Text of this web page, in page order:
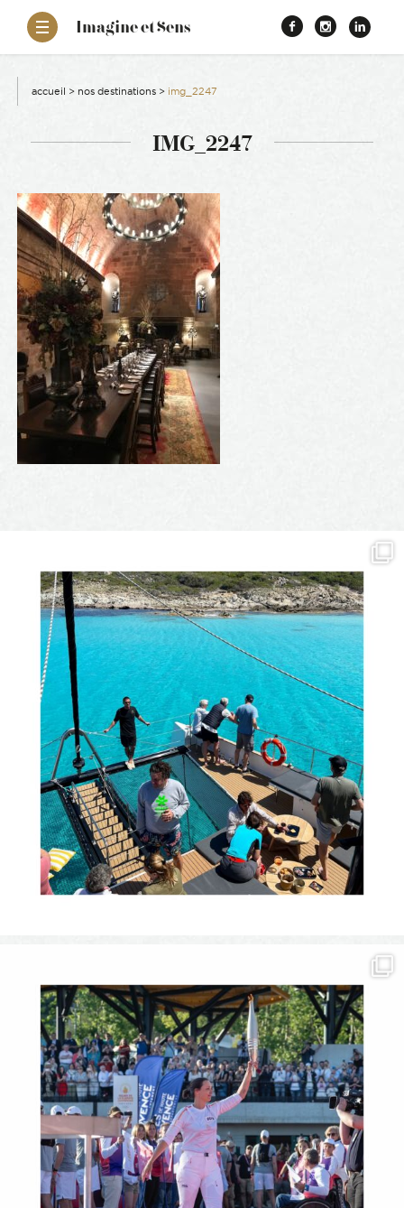
Imagine et Sens–
Événementiel
Communicants
accueil > nos destinations > img_2247
IMG_2247
RSE